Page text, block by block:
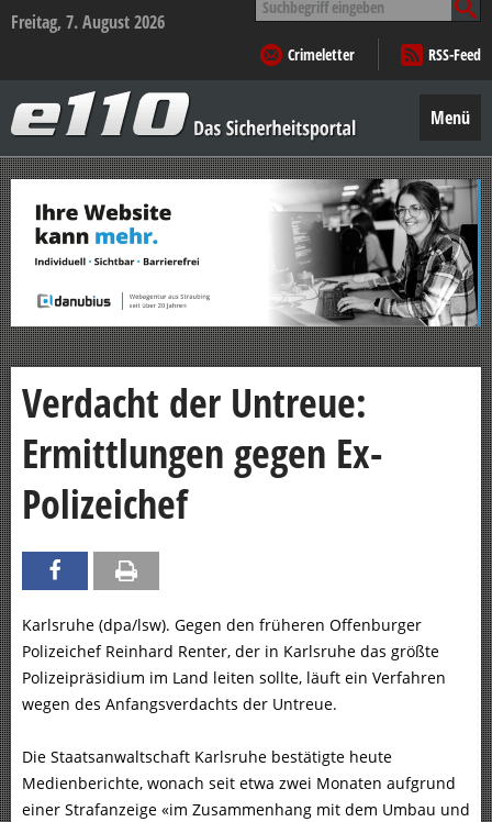
Freitag, 7. August 2026
nach:
Crimeletter
RSS-Feed
–
Das
Sicherheitsportal
Menü
Zum
Inhalt
springen
Verdacht der Untreue:
Ermittlungen gegen Ex-
Polizeichef
Karlsruhe (dpa/lsw). Gegen den früheren Offenburger
Polizeichef Reinhard Renter, der in Karlsruhe das größte
Polizeipräsidium im Land leiten sollte, läuft ein Verfahren
wegen des Anfangsverdachts der Untreue.
Die Staatsanwaltschaft Karlsruhe bestätigte heute
Medienberichte, wonach seit etwa zwei Monaten aufgrund
einer Strafanzeige «im Zusammenhang mit dem Umbau und